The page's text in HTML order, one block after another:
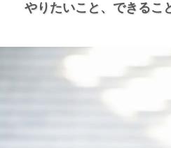
やりたいこと、 できるこ